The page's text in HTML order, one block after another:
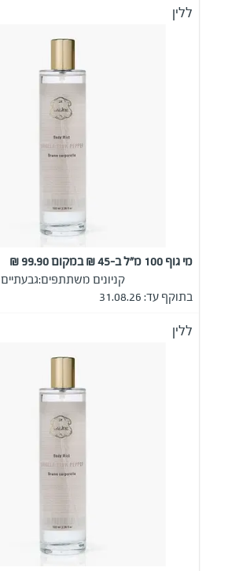
ללין
מי גוף 100 מ"ל ב-45 ₪ במקום 99.90 ₪
קניונים משתתפים:גבעתיים
בתוקף עד: 31.08.26
ללין